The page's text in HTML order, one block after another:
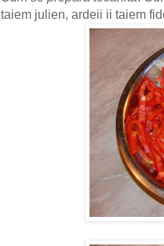
taiem julien, ardeii ii taiem